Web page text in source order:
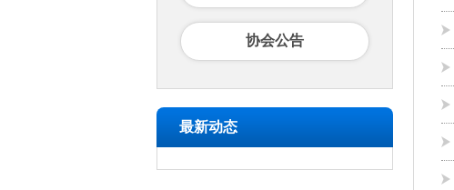
协会公告
最新动态